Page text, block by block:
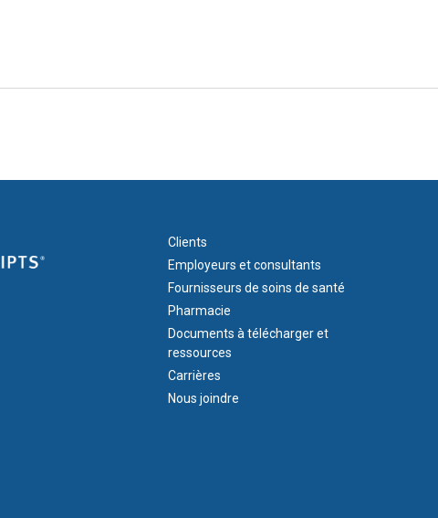
FOOTER 1
Clients
Employeurs et consultants
Fournisseurs de soins de santé
Pharmacie
Documents à télécharger et
ressources
Carrières
Nous joindre